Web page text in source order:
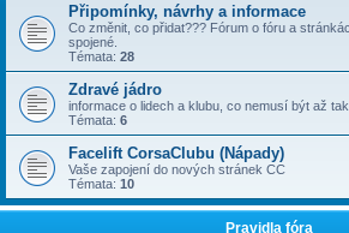
Připomínky, návrhy a informace
Co změnit, co přidat??? Fórum o fóru a
spojené.
Témata: 28
Zdravé jádro
informace o lidech a klubu, co nemusí být až tak
Témata: 6
Facelift CorsaClubu (Nápady)
Vaše zapojení do nových stránek CC
Témata: 10
Pravidla fóra